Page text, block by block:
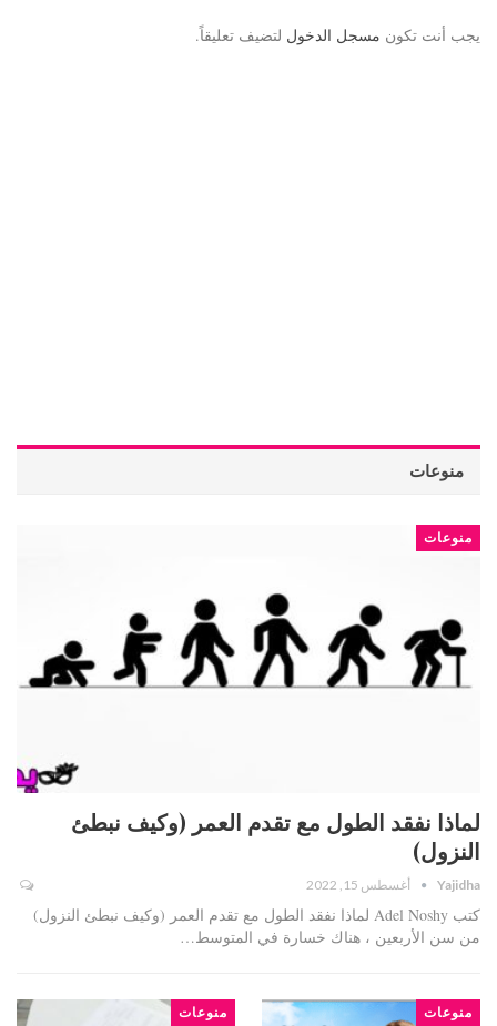
يجب أنت تكون مسجل الدخول لتضيف تعليقاً.
منوعات
منوعات
لماذا نفقد الطول مع تقدم العمر (وكيف نبطئ
النزول)
Yajidha أغسطس 15, 2022
كتب Adel Noshy لماذا نفقد الطول مع تقدم العمر (وكيف نبطئ النزول)
من سن الأربعين ، هناك خسارة في المتوسط…
منوعات منوعات